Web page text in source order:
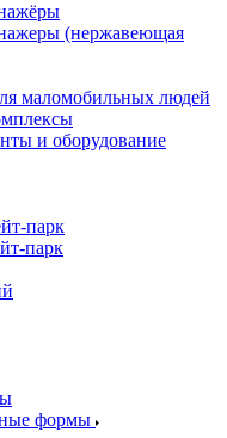
(нержавеющая
маломобильных людей
и оборудование
парк
парк
формы